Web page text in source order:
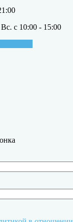
с 10:00 - 15:00